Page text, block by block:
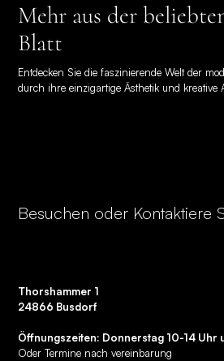
Mehr aus der
Blatt
Entdecken Sie die faszinierende Welt der
durch ihre einzigartige Ästhetik und kreative
Besuchen oder Kontaktiere
Thorshammer 1
24866 Busdorf
Öffnungszeiten: Donnerstag 10-14 Uhr
Oder Termine nach vereinbarung